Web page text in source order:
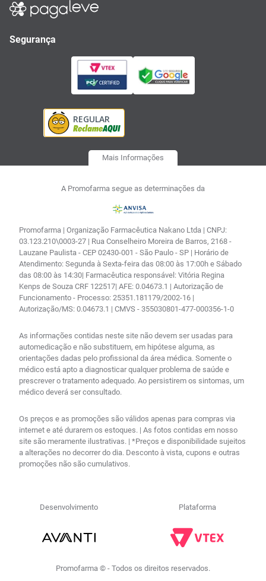
Segurança
Mais Informações
A Promofarma segue as determinações da
Promofarma | Organização Farmacêutica Nakano Ltda | CNPJ:
03.123.210\0003-27 | Rua Conselheiro Moreira de Barros, 2168 -
Lauzane Paulista - CEP 02430-001 - São Paulo - SP | Horário de
Atendimento: Segunda à Sexta-feira das 08:00 às 17:00h e Sábado
das 08:00 às 14:30| Farmacêutica responsável: Vitória Regina
Kenps de Souza CRF 122517| AFE: 0.04673.1 | Autorização de
Funcionamento - Processo: 25351.181179/2002-16 |
Autorização/MS: 0.04673.1 | CMVS - 355030801-477-000356-1-0
As informações contidas neste site não devem ser usadas para
automedicação e não substituem, em hipótese alguma, as
orientações dadas pelo profissional da área médica. Somente o
médico está apto a diagnosticar qualquer problema de saúde e
prescrever o tratamento adequado. Ao persistirem os sintomas, um
médico deverá ser consultado.
Os preços e as promoções são válidos apenas para compras via
internet e até durarem os estoques. | As fotos contidas em nosso
site são meramente ilustrativas. | *Preços e disponibilidade sujeitos
a alterações no decorrer do dia. Desconto à vista, cupons e outras
promoções não são cumulativos.
Desenvolvimento Plataforma
Promofarma © - Todos os direitos reservados.